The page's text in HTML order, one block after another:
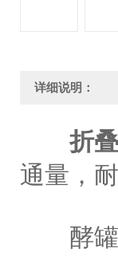
详细说明：
折
通量，
酵罐